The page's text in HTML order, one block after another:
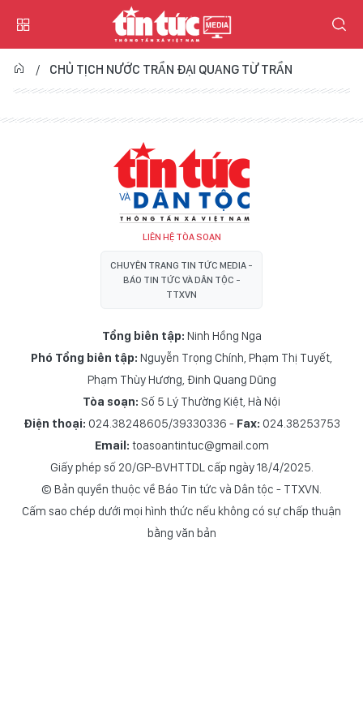
CHỦ TỊCH NƯỚC TRẦN ĐẠI QUANG TỪ TRẦN
LIÊN HỆ TÒA SOẠN
CHUYÊN TRANG TIN TỨC MEDIA -
BÁO TIN TỨC VÀ DÂN TỘC -
TTXVN
Tổng biên tập: Ninh Hồng Nga
Phó Tổng biên tập: Nguyễn Trọng Chính, Phạm Thị Tuyết,
Phạm Thùy Hương, Đinh Quang Dũng
Tòa soạn: Số 5 Lý Thường Kiệt, Hà Nội
Điện thoại: 024.38248605/39330336 - Fax: 024.38253753
Email: toasoantintuc@gmail.com
Giấy phép số 20/GP-BVHTTDL cấp ngày 18/4/2025.
© Bản quyền thuộc về Báo Tin tức và Dân tộc - TTXVN.
Cấm sao chép dưới mọi hình thức nếu không có sự chấp thuận
bằng văn bản